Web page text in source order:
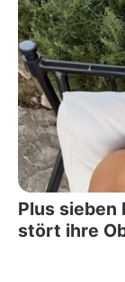
Plus sieben
stört ihre